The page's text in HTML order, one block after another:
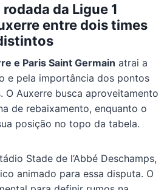
da Ligue 1
entre dois times
e Paris Saint Germain atrai a
e pela importância dos pontos
O Auxerre busca aproveitamento
de rebaixamento, enquanto o
posição no topo da tabela.
Stade de l’Abbé Deschamps,
animado para essa disputa. O